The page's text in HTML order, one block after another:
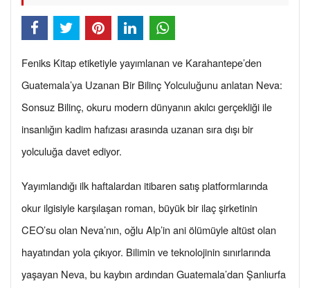
Feniks Kitap etiketiyle yayımlanan ve Karahantepe’den
Guatemala’ya Uzanan Bir Bilinç Yolculuğunu anlatan Neva:
Sonsuz Bilinç, okuru modern dünyanın akılcı gerçekliği ile
insanlığın kadim hafızası arasında uzanan sıra dışı bir
yolculuğa davet ediyor.
Yayımlandığı ilk haftalardan itibaren satış platformlarında
okur ilgisiyle karşılaşan roman, büyük bir ilaç şirketinin
CEO’su olan Neva’nın, oğlu Alp’in ani ölümüyle altüst olan
hayatından yola çıkıyor. Bilimin ve teknolojinin sınırlarında
yaşayan Neva, bu kaybın ardından Guatemala’dan Şanlıurfa